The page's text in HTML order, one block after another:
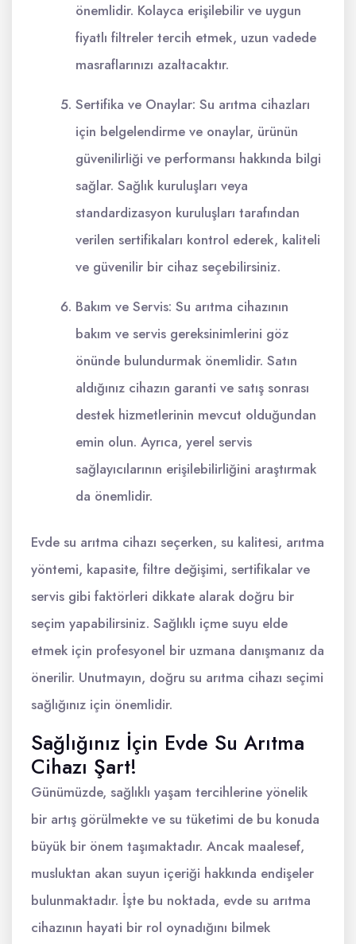
önemlidir. Kolayca erişilebilir ve uygun
fiyatlı filtreler tercih etmek, uzun vadede
masraflarınızı azaltacaktır.
Sertifika ve Onaylar: Su arıtma cihazları
için belgelendirme ve onaylar, ürünün
güvenilirliği ve performansı hakkında bilgi
sağlar. Sağlık kuruluşları veya
standardizasyon kuruluşları tarafından
verilen sertifikaları kontrol ederek, kaliteli
ve güvenilir bir cihaz seçebilirsiniz.
Bakım ve Servis: Su arıtma cihazının
bakım ve servis gereksinimlerini göz
önünde bulundurmak önemlidir. Satın
aldığınız cihazın garanti ve satış sonrası
destek hizmetlerinin mevcut olduğundan
emin olun. Ayrıca, yerel servis
sağlayıcılarının erişilebilirliğini araştırmak
da önemlidir.
Evde su arıtma cihazı seçerken, su kalitesi, arıtma
yöntemi, kapasite, filtre değişimi, sertifikalar ve
servis gibi faktörleri dikkate alarak doğru bir
seçim yapabilirsiniz. Sağlıklı içme suyu elde
etmek için profesyonel bir uzmana danışmanız da
önerilir. Unutmayın, doğru su arıtma cihazı seçimi
sağlığınız için önemlidir.
Sağlığınız İçin Evde Su Arıtma
Cihazı Şart!
Günümüzde, sağlıklı yaşam tercihlerine yönelik
bir artış görülmekte ve su tüketimi de bu konuda
büyük bir önem taşımaktadır. Ancak maalesef,
musluktan akan suyun içeriği hakkında endişeler
bulunmaktadır. İşte bu noktada, evde su arıtma
cihazının hayati bir rol oynadığını bilmek